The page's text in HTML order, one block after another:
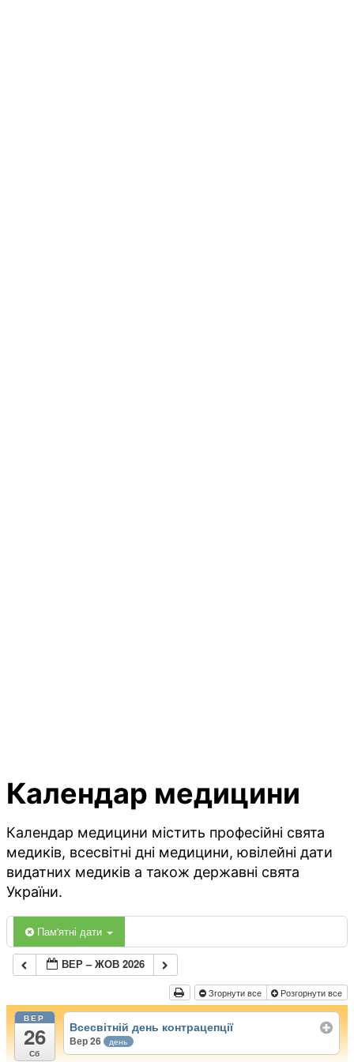
Календар медицини
Календар медицини містить професійні свята
медиків, всесвітні дні медицини, ювілейні дати
видатних медиків а також державні свята
України.
Пам'ятні дати
ВЕР – ЖОВ 2026
Згорнути все Розгорнути все
ВЕР
26
Сб
Всесвітній день контрацепції
Вер 26 день